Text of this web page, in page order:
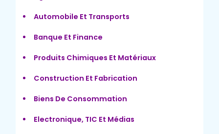
Automobile Et Transports
Banque Et Finance
Produits Chimiques Et Matériaux
Construction Et Fabrication
Biens De Consommation
Electronique, TIC Et Médias